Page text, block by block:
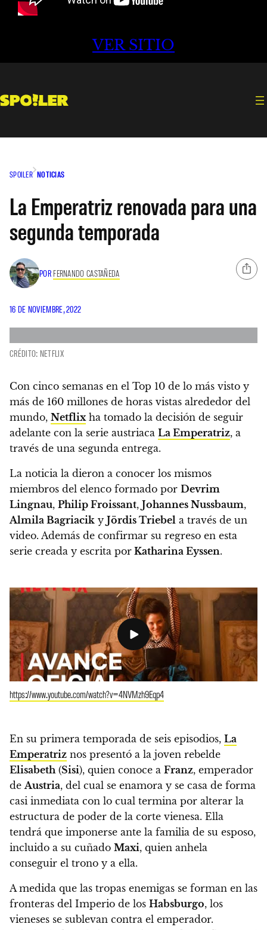
VER SITIO
SPOILER NOTICIAS
La Emperatriz renovada para una
segunda temporada
POR FERNANDO CASTAÑEDA
16 DE NOVIEMBRE, 2022
CRÉDITO: NETFLIX
Con cinco semanas en el Top 10 de lo más visto y
más de 160 millones de horas vistas alrededor del
mundo, Netflix ha tomado la decisión de seguir
adelante con la serie austriaca La Emperatriz, a
través de una segunda entrega.
La noticia la dieron a conocer los mismos
miembros del elenco formado por Devrim
Lingnau, Philip Froissant, Johannes Nussbaum,
Almila Bagriacik y Jördis Triebel a través de un
video. Además de confirmar su regreso en esta
serie creada y escrita por Katharina Eyssen.
https://www.youtube.com/watch?v=4NVMzh9Eqp4
En su primera temporada de seis episodios, La
Emperatriz nos presentó a la joven rebelde
Elisabeth (Sisi), quien conoce a Franz, emperador
de Austria, del cual se enamora y se casa de forma
casi inmediata con lo cual termina por alterar la
estructura de poder de la corte vienesa. Ella
tendrá que imponerse ante la familia de su esposo,
incluido a su cuñado Maxi, quien anhela
conseguir el trono y a ella.
A medida que las tropas enemigas se forman en las
fronteras del Imperio de los Habsburgo, los
vieneses se sublevan contra el emperador.